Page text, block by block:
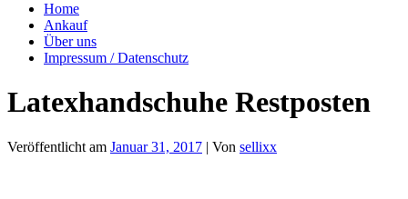
Home
Ankauf
Über uns
Impressum / Datenschutz
Latexhandschuhe Restposten
Veröffentlicht am Januar 31, 2017 | Von sellixx